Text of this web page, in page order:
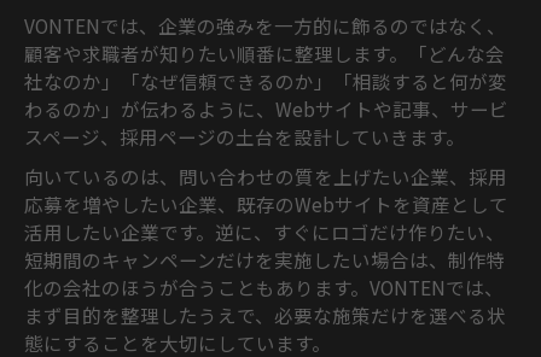
VONTENでは、企業の強みを一方的に飾るのではなく、
顧客や求職者が知りたい順番に整理します。「どんな会
社なのか」「なぜ信頼できるのか」「相談すると何が変
わるのか」が伝わるように、Webサイトや記事、サービ
スページ、採用ページの土台を設計していきます。
向いているのは、問い合わせの質を上げたい企業、採用
応募を増やしたい企業、既存のWebサイトを資産として
活用したい企業です。逆に、すぐにロゴだけ作りたい、
短期間のキャンペーンだけを実施したい場合は、制作特
化の会社のほうが合うこともあります。VONTENでは、
まず目的を整理したうえで、必要な施策だけを選べる状
態にすることを大切にしています。